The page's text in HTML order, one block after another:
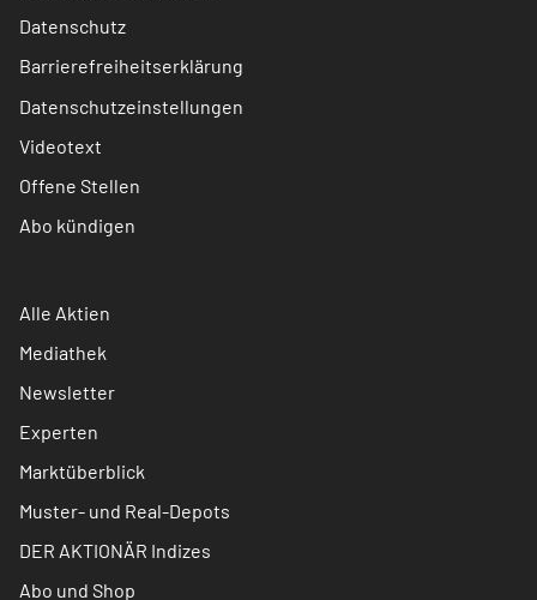
Datenschutz
Barrierefreiheitserklärung
Datenschutzeinstellungen
Videotext
Offene Stellen
Abo kündigen
Alle Aktien
Mediathek
Newsletter
Experten
Marktüberblick
Muster- und Real-Depots
DER AKTIONÄR Indizes
Abo und Shop